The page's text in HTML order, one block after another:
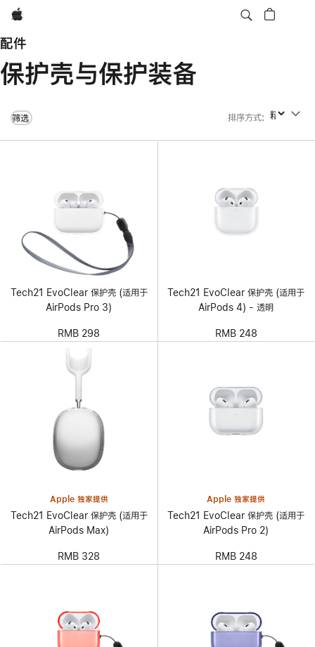
Apple
配件
保护壳与保护装备
筛选 排序方式: 排序方式
Tech21 EvoClear 保护壳 (适用于
AirPods Pro 3)
RMB 298
Tech21 EvoClear 保护壳 (适用于
AirPods 4) - 透明
RMB 248
Apple 独家提供
Tech21 EvoClear 保护壳 (适用于
AirPods Max)
RMB 328
Apple 独家提供
Tech21 EvoClear 保护壳 (适用于
AirPods Pro 2)
RMB 248